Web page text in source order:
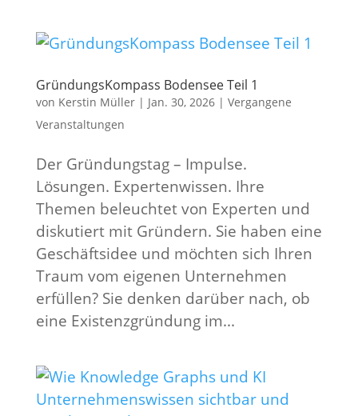
GründungsKompass Bodensee Teil 1
von Kerstin Müller| Jan. 30, 2026| Vergangene
Veranstaltungen
Der Gründungstag – Impulse.
Lösungen. Expertenwissen. Ihre
Themen beleuchtet von Experten und
diskutiert mit Gründern. Sie haben eine
Geschäftsidee und möchten sich Ihren
Traum vom eigenen Unternehmen
erfüllen? Sie denken darüber nach, ob
eine Existenzgründung im...